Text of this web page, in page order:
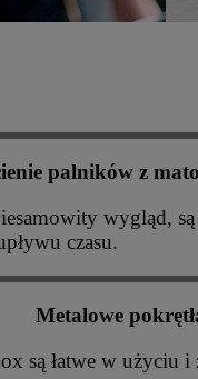
palników z
wygląd,
czasu.
Metalowe
są łatwe w